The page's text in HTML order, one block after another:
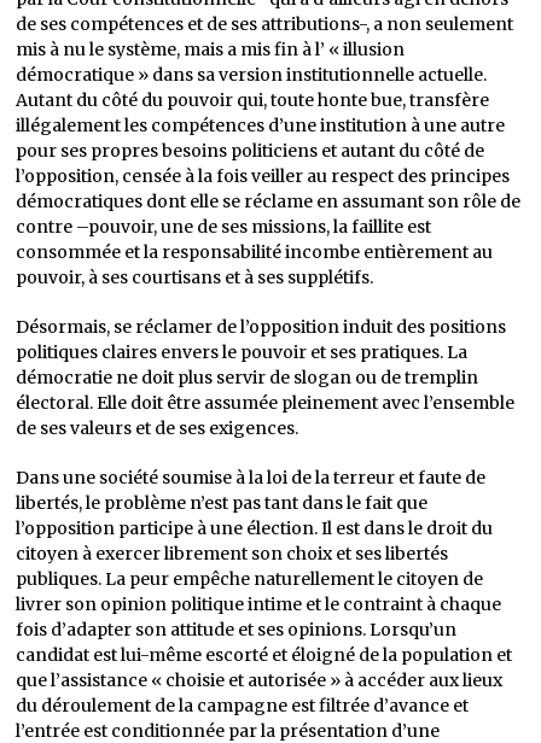
de ses compétences et de ses attributions-, a non seulement
mis à nu le système, mais a mis fin à l’ « illusion
démocratique » dans sa version institutionnelle actuelle.
Autant du côté du pouvoir qui, toute honte bue, transfère
illégalement les compétences d’une institution à une autre
pour ses propres besoins politiciens et autant du côté de
l’opposition, censée à la fois veiller au respect des principes
démocratiques dont elle se réclame en assumant son rôle de
contre –pouvoir, une de ses missions, la faillite est
consommée et la responsabilité incombe entièrement au
pouvoir, à ses courtisans et à ses supplétifs.
Désormais, se réclamer de l’opposition induit des positions
politiques claires envers le pouvoir et ses pratiques. La
démocratie ne doit plus servir de slogan ou de tremplin
électoral. Elle doit être assumée pleinement avec l’ensemble
de ses valeurs et de ses exigences.
Dans une société soumise à la loi de la terreur et faute de
libertés, le problème n’est pas tant dans le fait que
l’opposition participe à une élection. Il est dans le droit du
citoyen à exercer librement son choix et ses libertés
publiques. La peur empêche naturellement le citoyen de
livrer son opinion politique intime et le contraint à chaque
fois d’adapter son attitude et ses opinions. Lorsqu’un
candidat est lui-même escorté et éloigné de la population et
que l’assistance « choisie et autorisée » à accéder aux lieux
du déroulement de la campagne est filtrée d’avance et
l’entrée est conditionnée par la présentation d’une